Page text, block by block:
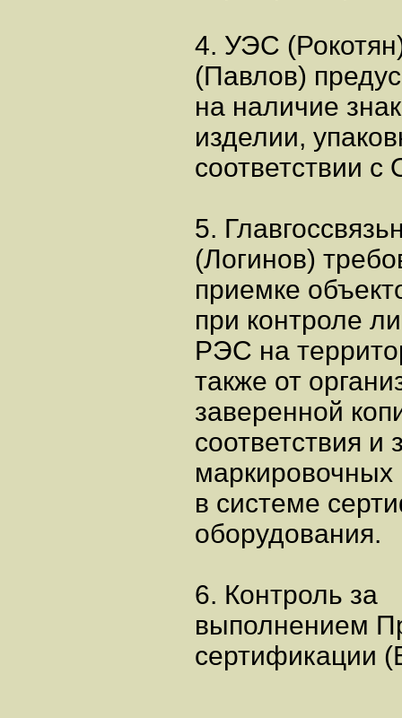
4. УЭС
(Павлов)
на наличие
изделии,
соответствии
5.
(Логинов)
приемке
при контроле
РЭС на
также от
заверенной
соответствия и
маркировочных
в системе
оборудования.
6. Контроль за
выполнением
сертификации